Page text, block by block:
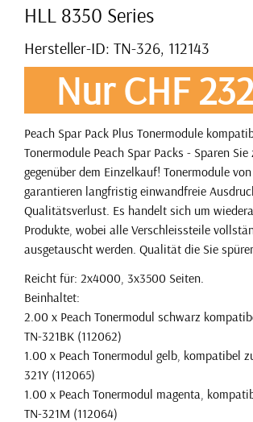
HLL 8350 Series
Hersteller-ID: TN-326, 112143
Nur CHF
Peach Spar Pack Plus Tonermodule
Tonermodule Peach Spar Packs - Sparen
gegenüber dem Einzelkauf! Tonermodule
garantieren langfristig einwandfreie
Qualitätsverlust. Es handelt sich um
Produkte, wobei alle Verschleissteile
ausgetauscht werden. Qualität die Sie
Reicht für: 2x4000, 3x3500 Seiten.
Beinhaltet:
2.00 x Peach Tonermodul schwarz
TN-321BK (112062)
1.00 x Peach Tonermodul gelb, kompatibel
321Y (112065)
1.00 x Peach Tonermodul magenta,
TN-321M (112064)